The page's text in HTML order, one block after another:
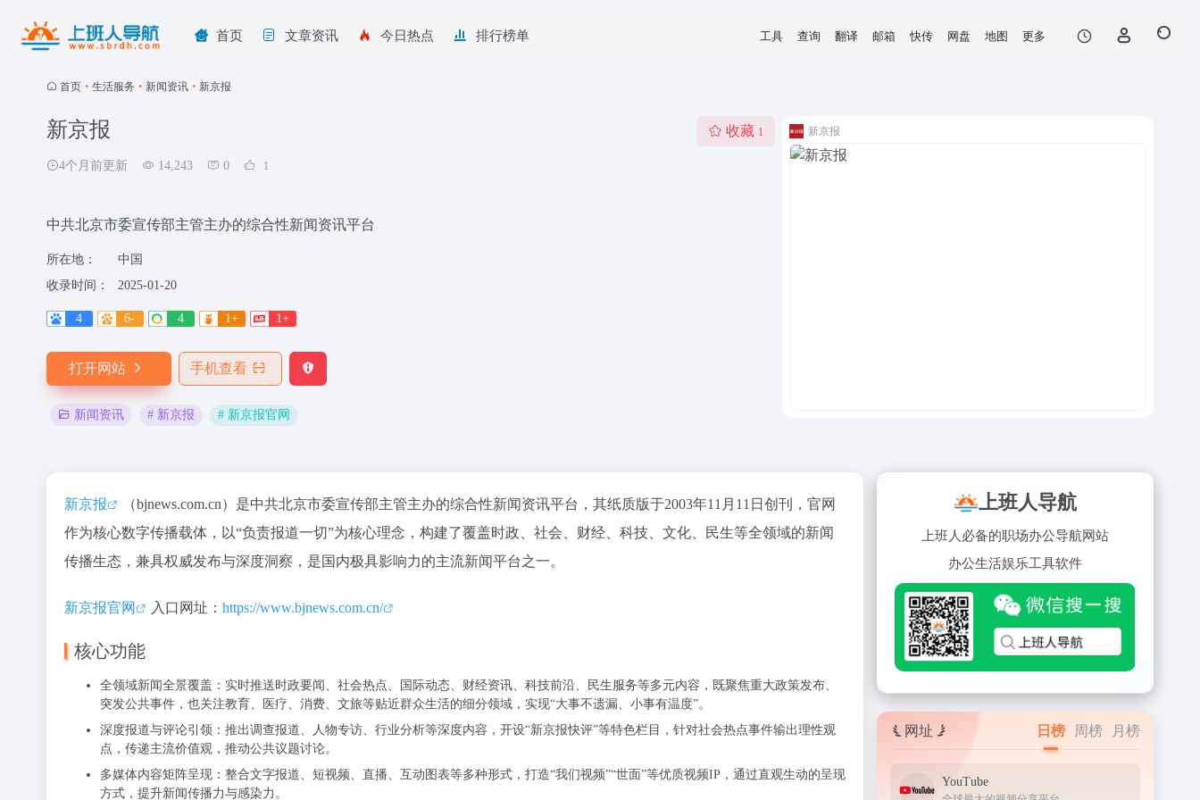
首页 文章资讯 今日热点 排行榜单 工具 查询 翻译 邮箱 快传 网盘 地图 更多
首页 • 生活服务 • 新闻资讯 • 新京报
新京报
4个月前更新 14,243 0 1
收藏 1
中共北京市委宣传部主管主办的综合性新闻资讯平台
所在地：
中国
收录时间：
2025-01-20
4 6- 4 1+ 1+
打开网站 手机查看
新闻资讯 # 新京报 # 新京报官网
新京报
新京报 （bjnews.com.cn）是中共北京市委宣传部主管主办的综合性新闻资讯平台 ，其纸质版于2003年11月11日创刊，官网
作为核心数字传播载体，以“负责报道一切”为核心理念，构建了覆盖时政、社会、财经、科技、文化、民生等全领域的新闻
传播生态，兼具权威发布与深度洞察，是国内极具影响力的主流新闻平台之一。
新京报官网 入口网址： https://www.bjnews.com.cn/
核心功能
全领域新闻全景覆盖：实时推送时政要闻、社会热点、国际动态、财经资讯、科技前沿、民生服务等多元内容，既聚焦重大政策发布、
突发公共事件，也关注教育、医疗、消费、文旅等贴近群众生活的细分领域，实现“大事不遗漏、小事有温度”。
深度报道与评论引领：推出调查报道、人物专访、行业分析等深度内容，开设“新京报快评”等特色栏目，针对社会热点事件输出理性观
点，传递主流价值观，推动公共议题讨论。
多媒体内容矩阵呈现：整合文字报道、短视频、直播、互动图表等多种形式，打造“我们视频”“世面”等优质视频IP，通过直观生动的呈现
方式，提升新闻传播力与感染力。
上班人导航
上班人必备的职场办公导航网站
办公生活娱乐工具软件
网址 日榜 周榜 月榜
YouTube